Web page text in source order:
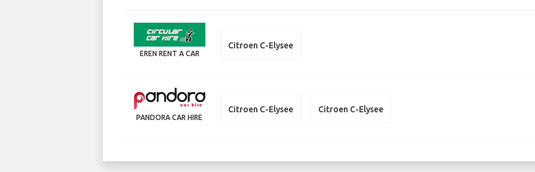
EREN RENT A CAR
Citroen C-Elysee
PANDORA CAR HIRE
Citroen C-Elysee Citroen C-Elysee